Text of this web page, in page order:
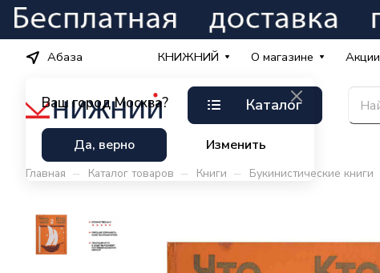
Абаза
Ваш город Москва?
Да, верно Изменить
КНИЖНИЙ О магазине Акции
Каталог
Главная – Каталог товаров – Книги – Букинистические книги